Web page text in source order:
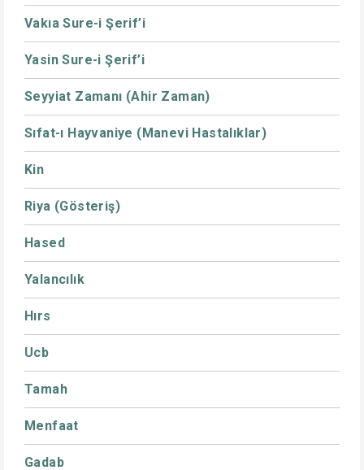
Vakıa Sure-i Şerif’i
Yasin Sure-i Şerif’i
Seyyiat Zamanı (Ahir Zaman)
Sıfat-ı Hayvaniye (Manevi Hastalıklar)
Kin
Riya (Gösteriş)
Hased
Yalancılık
Hırs
Ucb
Tamah
Menfaat
Gadab